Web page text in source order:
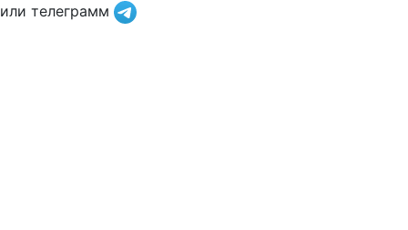
или телеграмм